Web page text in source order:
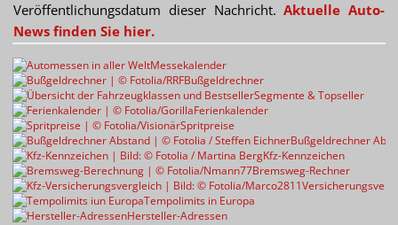
Veröffentlichungsdatum dieser Nachricht.Aktuelle Auto-
News finden Sie hier.
Messekalender
Bußgeldrechner
Segmente & Topseller
Ferienkalender
Spritpreise
Bußgeldrechner
Kfz-Kennzeichen
Bremsweg-Rechner
Tempolimits in Europa
Hersteller-Adressen